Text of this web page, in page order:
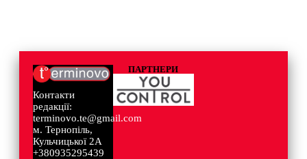
Контакти
редакції:
terminovo.te@gmail.com
м. Тернопіль,
Кульчицької 2А
+380935295439
ПАРТНЕРИ